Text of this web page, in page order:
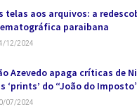
telas aos arquivos: a
paraibana
12/2024
Azevedo apaga críticas de
‘prints’ do “João do
07/2024